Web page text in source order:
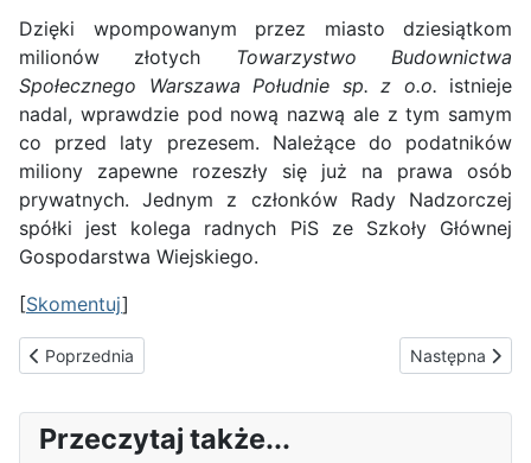
Dzięki wpompowanym przez miasto dziesiątkom
milionów złotych Towarzystwo Budownictwa
Społecznego Warszawa Południe sp. z o.o. istnieje
nadal, wprawdzie pod nową nazwą ale z tym samym
co przed laty prezesem. Należące do podatników
miliony zapewne rozeszły się już na prawa osób
prywatnych. Jednym z członków Rady Nadzorczej
spółki jest kolega radnych PiS ze Szkoły Głównej
Gospodarstwa Wiejskiego.
[Skomentuj]
Poprzednia strona: Sukcesy podstawówek
Poprzednia Następna
Następna
Przeczytaj także...